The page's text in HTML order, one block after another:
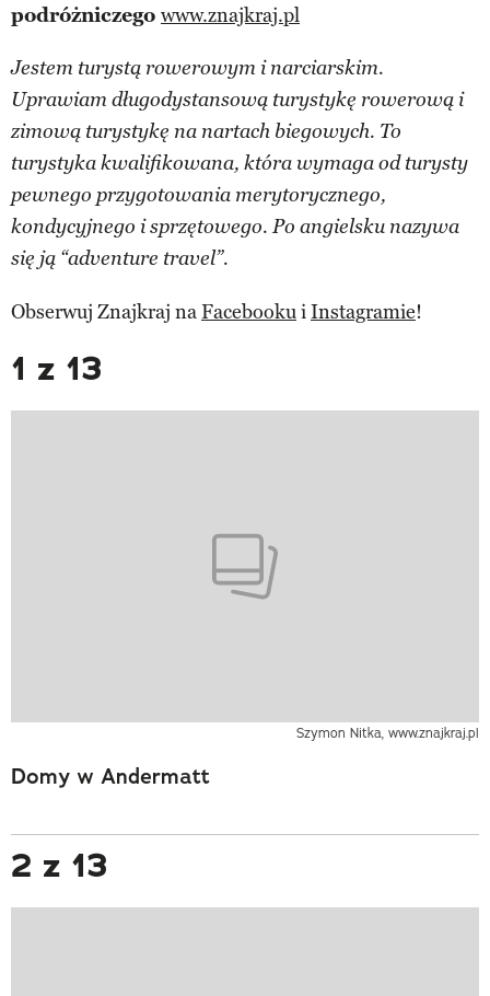
podróżniczego www.znajkraj.pl
Jestem turystą rowerowym i narciarskim.
Uprawiam długodystansową turystykę rowerową i
zimową turystykę na nartach biegowych. To
turystyka kwalifikowana, która wymaga od turysty
pewnego przygotowania merytorycznego,
kondycyjnego i sprzętowego. Po angielsku nazywa
się ją “adventure travel”.
Obserwuj Znajkraj naFacebookuiInstagramie!
1 z 13
Szymon Nitka, www.znajkraj.pl
Domy w Andermatt
2 z 13